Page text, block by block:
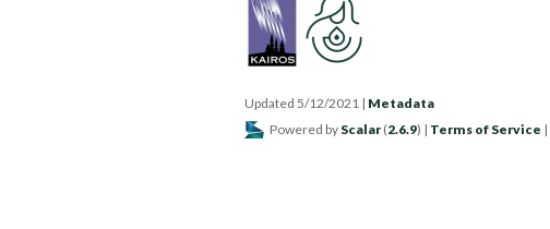
Updated 5/12/2021 | Metadata
Powered by Scalar (2.6.9) | Terms of Service |